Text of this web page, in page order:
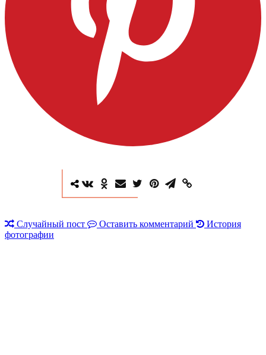
Случайный пост Оставить комментарий
История
фотографии